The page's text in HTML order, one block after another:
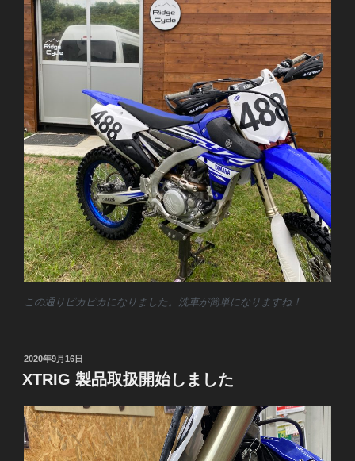
この通りピカピカになりました。洗車が簡単になりますね！
投
稿
日:
2020年9月16日
XTRIG 製品取扱開始しました